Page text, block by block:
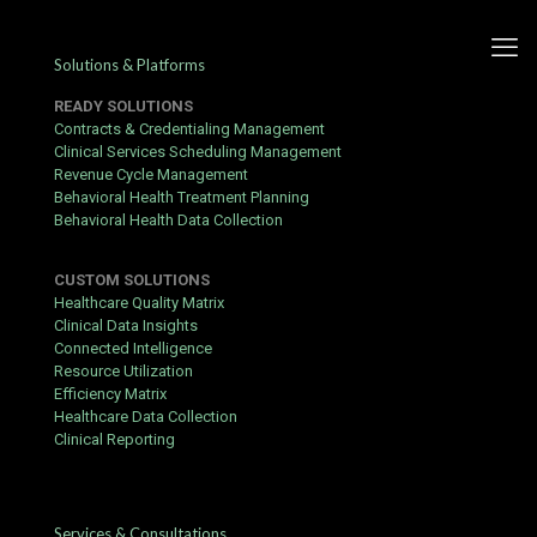
Analiza oferty
funkcjonalności serwisu
forbet
Published by Yogita Sharma
Współczesny rynek zakładów bukmacherskich w Polsce stale
ewoluuje, przyciągając coraz więcej entuzjastów sportowych
emocji. Jeśli szukasz nowoczesnych rozwiązań mobilnych,
Solutions & Platforms
READY SOLUTIONS
Contracts & Credentialing Management
Clinical Services Scheduling Management
Revenue Cycle Management
Behavioral Health Treatment Planning
Behavioral Health Data Collection
CUSTOM SOLUTIONS
Healthcare Quality Matrix
Clinical Data Insights
Connected Intelligence
Resource Utilization
Efficiency Matrix
Healthcare Data Collection
Clinical Reporting